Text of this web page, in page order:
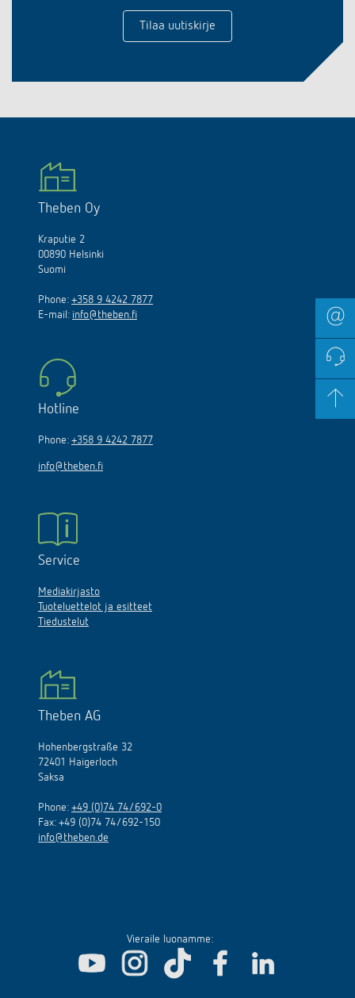
Tilaa uutiskirje
Theben Oy
Kraputie 2
00890 Helsinki
Suomi
Phone: +358 9 4242 7877
E-mail: info@theben.fi
Hotline
Phone: +358 9 4242 7877
info@theben.fi
Service
Mediakirjasto
Tuoteluettelot ja esitteet
Tiedustelut
Theben AG
Hohenbergstraße 32
72401 Haigerloch
Saksa
Phone: +49 (0)74 74/692-0
Fax: +49 (0)74 74/692-150
info@theben.de
Vieraile luonamme: